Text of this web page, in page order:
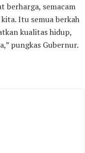
berharga, semacam
Itu semua berkah
kualitas hidup,
pungkas Gubernur.